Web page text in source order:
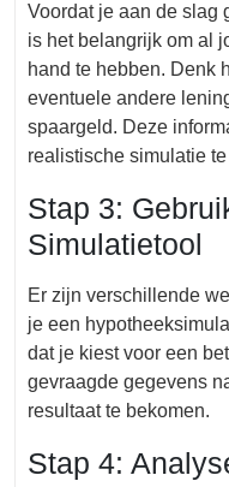
Voordat je aan de slag
is het belangrijk om al
hand te hebben. Denk
eventuele andere
spaargeld. Deze
realistische simulatie
Stap 3:
Simulatietool
Er zijn verschillende
je een
dat je kiest voor een
gevraagde gegevens
resultaat te bekomen.
Stap 4: